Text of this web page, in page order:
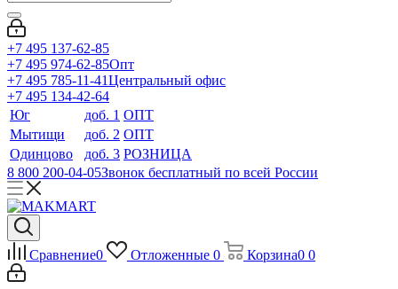
+7 495 137-62-85
+7 495 974-62-85Опт
+7 495 785-11-41Центральный офис
+7 495 134-42-64
Юг
доб. 1 ОПТ
Мытищи
доб. 2 ОПТ
Одинцово
доб. 3 РОЗНИЦА
8 800 200-04-05Звонок бесплатный по всей России
Сравнение0 Отложенные 0 Корзина0 0